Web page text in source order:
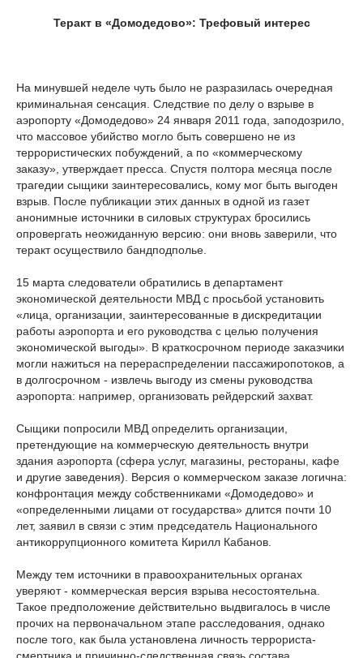
Теракт в «Домодедово»: Трефовый интерес
На минувшей неделе чуть было не разразилась очередная
криминальная сенсация. Следствие по делу о взрыве в
аэропорту «Домодедово» 24 января 2011 года, заподозрило,
что массовое убийство могло быть совершено не из
террористических побуждений, а по «коммерческому
заказу», утверждает пресса. Спустя полтора месяца после
трагедии сыщики заинтересовались, кому мог быть выгоден
взрыв. После публикации этих данных в одной из газет
анонимные источники в силовых структурах бросились
опровергать неожиданную версию: они вновь заверили, что
теракт осуществило бандподполье.
15 марта следователи обратились в департамент
экономической деятельности МВД с просьбой установить
«лица, организации, заинтересованные в дискредитации
работы аэропорта и его руководства с целью получения
экономической выгоды». В краткосрочном периоде заказчики
могли нажиться на перераспределении пассажиропотоков, а
в долгосрочном - извлечь выгоду из смены руководства
аэропорта: например, организовать рейдерский захват.
Сыщики попросили МВД определить организации,
претендующие на коммерческую деятельность внутри
здания аэропорта (сфера услуг, магазины, рестораны, кафе
и другие заведения). Версия о коммерческом заказе логична:
конфронтация между собственниками «Домодедово» и
«определенными лицами от государства» длится почти 10
лет, заявил в связи с этим председатель Национального
антикоррупционного комитета Кирилл Кабанов.
Между тем источники в правоохранительных органах
уверяют - коммерческая версия взрыва несостоятельна.
Такое предположение действительно выдвигалось в числе
прочих на первоначальном этапе расследования, однако
после того, как была установлена личность террориста-